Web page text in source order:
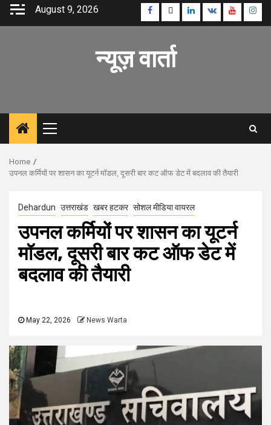
Skip
August 9, 2026 Facebook
TwitterLinkedin
VK Youtube
न्यूज़ वार्ता
Primary
Menu
Home
उपनल कर्मियों पर शासन का यूटर्न मॉडल, दूसरी बार कट ऑफ डेट में बदलाव की तैयारी
Dehardun उत्तराखंड खबर हटकर सोशल मीडिया वायरल
उपनल कर्मियों पर शासन का यूटर्न
मॉडल, दूसरी बार कट ऑफ डेट में
बदलाव की तैयारी
May 22, 2026 News Warta